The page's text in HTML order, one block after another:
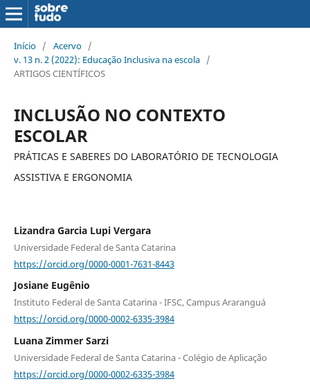
Início / Acervo /
v. 13 n. 2 (2022): Educação Inclusiva na escola /
ARTIGOS CIENTÍFICOS
INCLUSÃO NO CONTEXTO
ESCOLAR
PRÁTICAS E SABERES DO LABORATÓRIO DE TECNOLOGIA
ASSISTIVA E ERGONOMIA
Lizandra Garcia Lupi Vergara
Universidade Federal de Santa Catarina
https://orcid.org/0000-0001-7631-8443
Josiane Eugênio
Instituto Federal de Santa Catarina - IFSC, Campus Araranguá
https://orcid.org/0000-0002-6335-3984
Luana Zimmer Sarzi
Universidade Federal de Santa Catarina - Colégio de Aplicação
https://orcid.org/0000-0002-6335-3984